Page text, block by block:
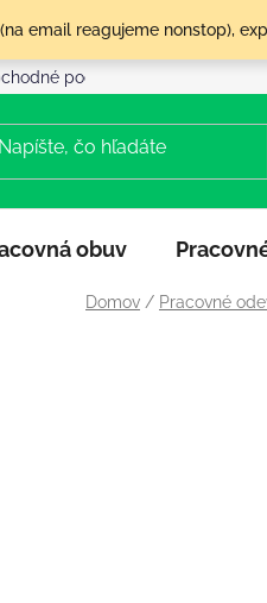
email reagujeme nonstop),
podmienky
obuv
Domov / Pracovné